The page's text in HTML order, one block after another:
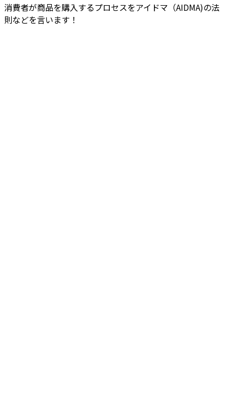
消費者が商品を購入するプロセスをアイドマ（AIDMA)の法
則などを言います！